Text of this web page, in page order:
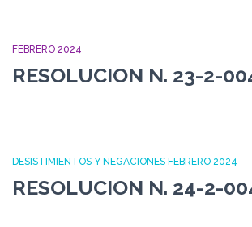
FEBRERO 2024
RESOLUCION N. 23-2-
DESISTIMIENTOS Y NEGACIONES FEBRERO 2024
RESOLUCION N. 24-2-